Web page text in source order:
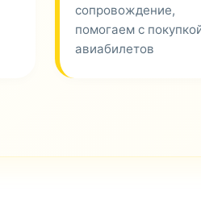
сопровождение,
помогаем с
авиабилетов